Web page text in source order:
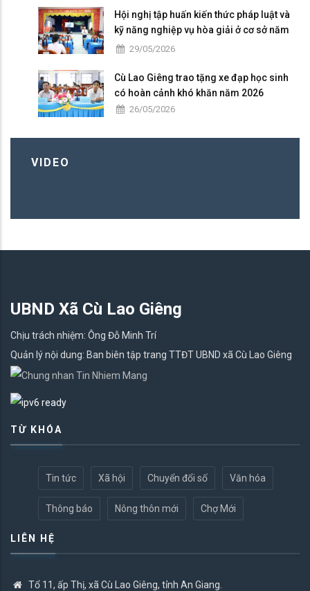
Hội nghị tập huấn kiến thức pháp luật và
kỹ năng nghiệp vụ hòa giải ở cơ sở năm
202629/05/2026
Cù Lao Giêng trao tặng xe đạp học sinh
có hoàn cảnh khó khăn năm 2026
26/05/2026
VIDEO
UBND Xã Cù Lao Giêng
Chịu trách nhiệm: Ông Đỗ Minh Trí
Quản lý nội dung: Ban biên tập trang TTĐT UBND xã Cù Lao Giêng
TỪ KHÓA
Tin tức Xã hội Chuyển đổi số Văn hóa
Thông báo Nông thôn mới Chợ Mới
LIÊN HỆ
Tổ 11, ấp Thị, xã Cù Lao Giêng, tỉnh An Giang.